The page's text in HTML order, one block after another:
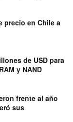
precio en Chile a
de USD para
y NAND
frente al año
sus